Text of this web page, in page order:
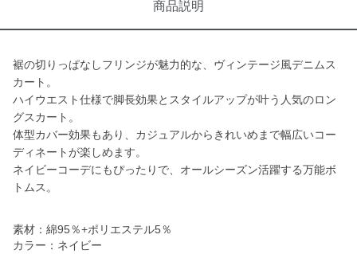
商品説明
裾の切りっぱなしフリンジが魅力的な、ヴィンテージ風デニムス
カート。
ハイウエスト仕様で脚長効果とスタイルアップが叶う人気のロン
グスカート。
体型カバー効果もあり、カジュアルからきれいめまで幅広いコー
ディネートが楽しめます。
ネイビーコーデにもぴったりで、オールシーズン活躍する万能ボ
トムス。
素材：綿95％+ポリエステル5％
カラー：ネイビー